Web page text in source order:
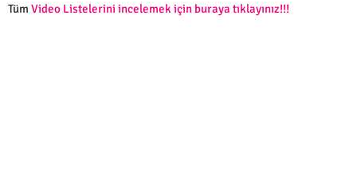
Tüm Video Listelerini incelemek için buraya tıklayınız!!!